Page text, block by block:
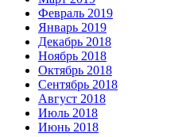
Февраль 2019
Январь 2019
Декабрь 2018
Ноябрь 2018
Октябрь 2018
Сентябрь 2018
Август 2018
Июль 2018
Июнь 2018